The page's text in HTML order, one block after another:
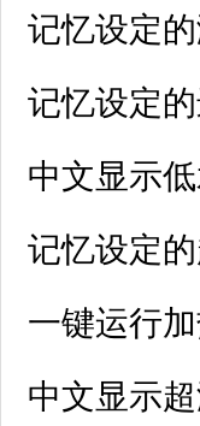
记忆设定
记忆设定
中文显示
记忆设定
一键运行
中文显示